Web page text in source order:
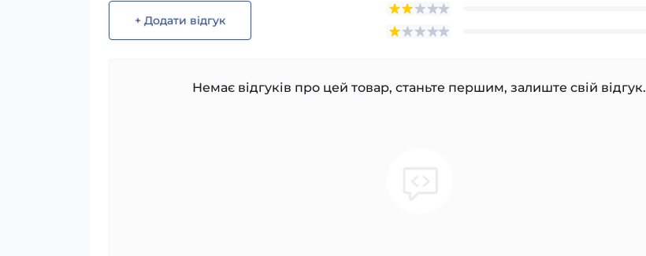
+ Додати відгук
Немає відгуків про цей товар, станьте першим, залиште свій відгук.